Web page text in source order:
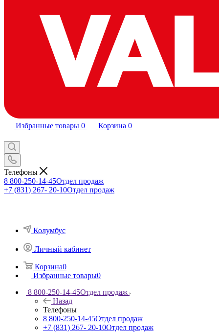
Избранные товары 0 Корзина 0
Телефоны
8 800-250-14-45Отдел продаж
+7 (831) 267- 20-10Отдел продаж
Колумбус
Личный кабинет
Корзина0
Избранные товары0
8 800-250-14-45Отдел продаж
Назад
Телефоны
8 800-250-14-45Отдел продаж
+7 (831) 267- 20-10Отдел продаж